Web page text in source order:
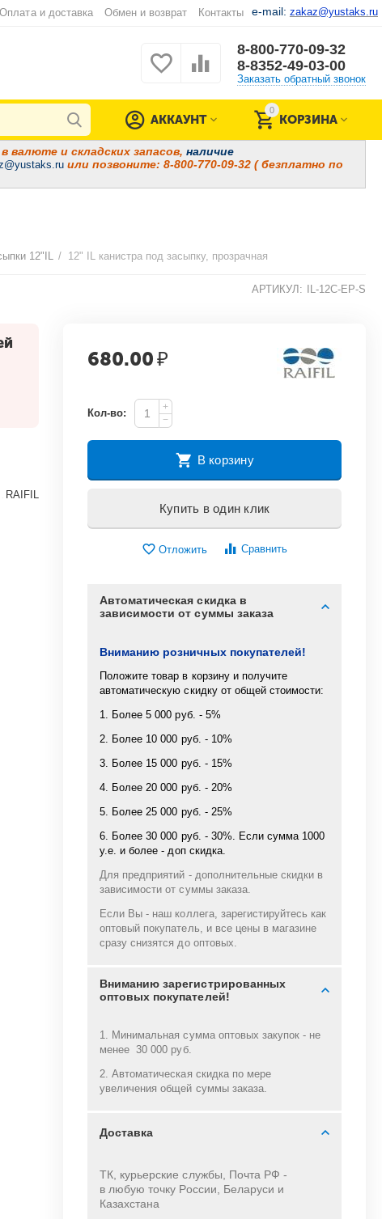
e-mail: zakaz@yustaks.ru
Оплата и доставка Обмен и возврат Контакты
8-800-770-09-32
8-8352-49-03-00
Заказать обратный звонок
0
КОРЗИНА
АККАУНТ
валюте и складских запасов, наличие
или позвоните: 8-800-770-09-32 ( безплатно по
12"IL / 12" IL канистра под засыпку, прозрачная
АРТИКУЛ: IL-12C-EP-S
RAIFIL
680.00₽
Кол-во:
+
−
В корзину
Купить в один клик
Отложить Сравнить
Автоматическая скидка в
зависимости от суммы заказа
Вниманию розничных покупателей!
Положите товар в корзину и получите
автоматическую скидку от общей стоимости:
1. Более 5 000 руб. - 5%
2. Более 10 000 руб. - 10%
3. Более 15 000 руб. - 15%
4. Более 20 000 руб. - 20%
5. Более 25 000 руб. - 25%
6. Более 30 000 руб. - 30%. Если сумма 1000
у.е. и более - доп скидка.
Для предприятий - дополнительные скидки в
зависимости от суммы заказа.
Если Вы - наш коллега, зарегистируйтесь как
оптовый покупатель, и все цены в магазине
сразу снизятся до оптовых.
Вниманию зарегистрированных
оптовых покупателей!
1. Минимальная сумма оптовых закупок - не
менее 30 000 руб.
2. Автоматическая скидка по мере
увеличения общей суммы заказа.
Доставка
ТК, курьерские службы, Почта РФ -
в любую точку России, Беларуси и
Казахстана